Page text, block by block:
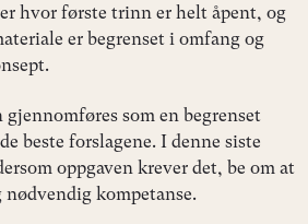
hvor første trinn er helt åpent, og
er begrenset i omfang og
som en begrenset
beste forslagene. I denne siste
oppgaven krever det, be om at
kompetanse.